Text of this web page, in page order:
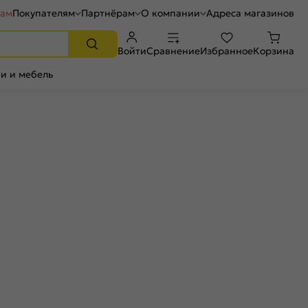
Покупателям Партнёрам О компании Адреса магазинов
ВойтиСравнениеИзбранноеКорзина
и мебель